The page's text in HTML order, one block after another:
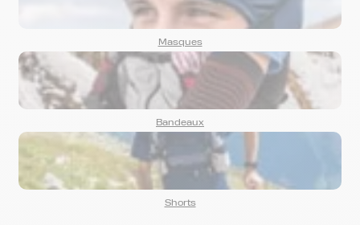
Masques
Bandeaux
Shorts